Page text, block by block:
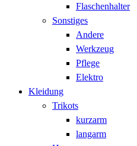
Flaschenhalter
Sonstiges
Andere
Werkzeug
Pflege
Elektro
Kleidung
Trikots
kurzarm
langarm